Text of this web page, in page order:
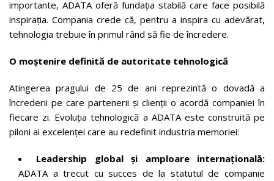
importante, ADATA oferă fundația stabilă care face posibilă
inspirația. Compania crede că, pentru a inspira cu adevărat,
tehnologia trebuie în primul rând să fie de încredere.
O moștenire definită de autoritate tehnologică
Atingerea pragului de 25 de ani reprezintă o dovadă a
încrederii pe care partenerii și clienții o acordă companiei în
fiecare zi. Evoluția tehnologică a ADATA este construită pe
piloni ai excelenței care au redefinit industria memoriei:
Leadership global și amploare internațională:
ADATA a trecut cu succes de la statutul de companie